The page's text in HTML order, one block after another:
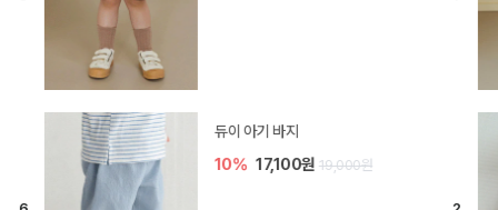
듀이 아기 바지
10% 17,100원 19,000원